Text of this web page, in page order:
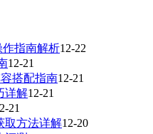
指南解析12-22
12-21
搭配指南12-21
详解12-21
21
取方法详解12-20